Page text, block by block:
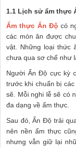
1.1 Lịch sử ẩm thực
Ẩm thực Ấn Độ có
các món ăn được
vật. Những loại thức
chưa qua sơ chế như
Người Ấn Độ cực kỳ
trước khi chuẩn bị
sẽ. Mỗi nghi lễ sẽ có
đa dạng về ẩm thực.
Sau đó, Ấn Độ trải
nên nền ẩm thực
nhưng vẫn giữ lại